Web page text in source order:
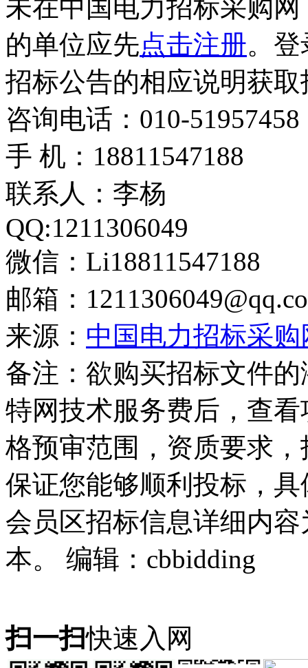
未在中国电力招标采购
的单位应先点击注册。
招标公告的相应说明获
咨询电话：010-51957458
手 机：18811547188
联系人：李杨
QQ:1211306049
微信：Li18811547188
邮箱：
来源： 中国电力招标采购
备注：欲购买招标文件
特网技术服务费后，查
格预审范围，资质要求
保证您能够顺利投标，
会员区招标信息详细内
本。 编辑：cbbidding
扫一扫快速入网